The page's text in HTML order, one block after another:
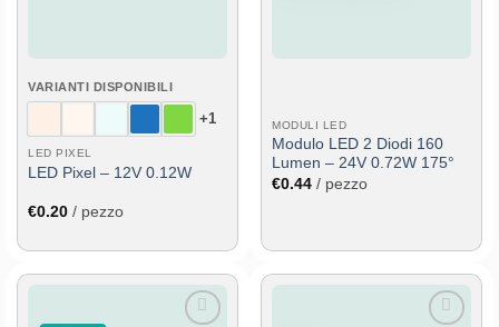
VARIANTI DISPONIBILI
+1
LED PIXEL
LED Pixel – 12V 0.12W
€0.20 / pezzo
MODULI LED
Modulo LED 2 Diodi 160
Lumen – 24V 0.72W 175°
€0.44 / pezzo